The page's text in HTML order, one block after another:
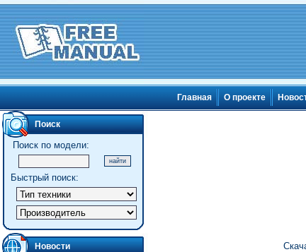
Главная О проекте
Поиск
Поиск по модели:
Быстрый поиск:
Новости